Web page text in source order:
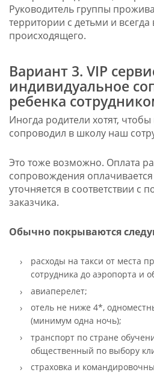
Руководитель группы
территории с детьми и всегда
происходящего.
Вариант 3. VIP
индивидуальное
ребенка
Иногда родители хотят,
сопроводил в школу наш
Это тоже возможно. Оплата
сопровождения
уточняется в соответствии с
заказчика.
Обычно покрываются
расходы на такси от места
сотрудника до аэропорта и
авиаперелет;
отель не ниже 4*,
(минимум одна ночь);
транспорт по стране
общественный по выбору
страховка и